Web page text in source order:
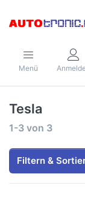
Menü
Tesla
1-3 von 3
Filtern &